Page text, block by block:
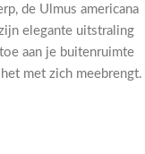
de Ulmus americana
elegante uitstraling
aan je buitenruimte
met zich meebrengt.